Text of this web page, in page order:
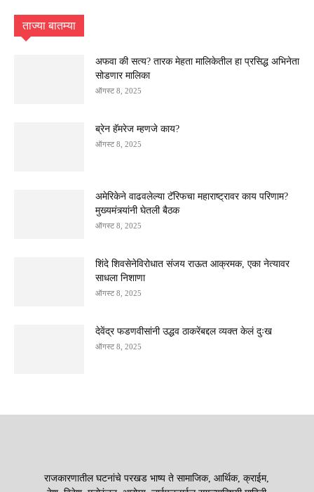
ताज्या बातम्या
अफवा की सत्य? तारक मेहता मालिकेतील हा प्रसिद्ध अभिनेता
सोडणार मालिका
ऑगस्ट 8, 2025
ब्रेन हॅमरेज म्हणजे काय?
ऑगस्ट 8, 2025
अमेरिकेने वाढवलेल्या टॅरिफचा महाराष्ट्रावर काय परिणाम?
मुख्यमंत्र्यांनी घेतली बैठक
ऑगस्ट 8, 2025
शिंदे शिवसेनेविरोधात संजय राऊत आक्रमक, एका नेत्यावर
साधला निशाणा
ऑगस्ट 8, 2025
देवेंद्र फडणवीसांनी उद्धव ठाकरेंबद्दल व्यक्त केलं दुःख
ऑगस्ट 8, 2025
राजकारणातील घटनांचे परखड भाष्य ते सामाजिक, आर्थिक, क्राईम,